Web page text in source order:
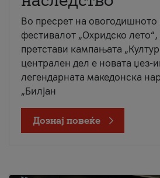
Во пресрет на овогодишното
фестивалот „Охридско лето“,
претстави кампањата
централен дел е новата џез-
легендарната македонска
„Билјан
Дознај повеќе